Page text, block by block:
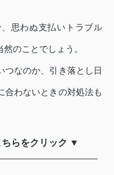
思わぬ支払いトラブル
のことでしょう。
つなのか、引き落とし日
合わないときの対処法も
らをクリック ▼